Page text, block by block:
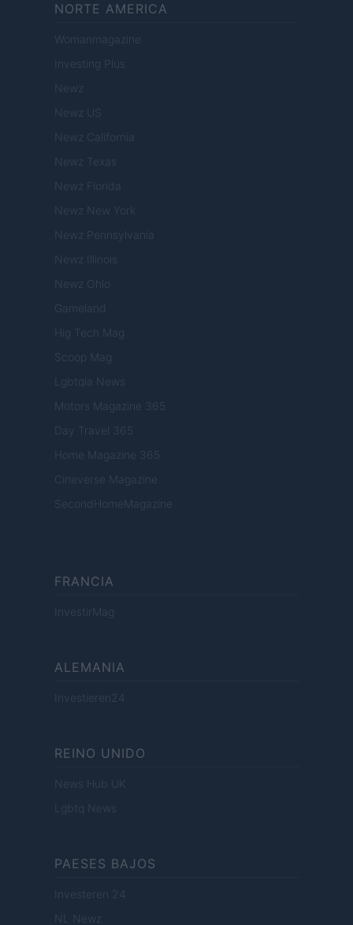
NORTE AMERICA
Womanmagazine
Investing Plus
Newz
Newz US
Newz California
Newz Texas
Newz Florida
Newz New York
Newz Pennsylvania
Newz Illinois
Newz Ohio
Gameland
Hig Tech Mag
Scoop Mag
Lgbtqia News
Motors Magazine 365
Day Travel 365
Home Magazine 365
Cineverse Magazine
SecondHomeMagazine
FRANCIA
InvestirMag
ALEMANIA
Investieren24
REINO UNIDO
News Hub UK
Lgbtq News
PAESES BAJOS
Investeren 24
NL Newz